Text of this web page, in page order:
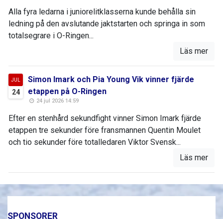
Alla fyra ledarna i juniorelitklasserna kunde behålla sin
ledning på den avslutande jaktstarten och springa in som
totalsegrare i O-Ringen...
Läs mer
JUL
24
Simon Imark och Pia Young Vik vinner fjärde
etappen på O-Ringen
24 jul 2026 14:59
Efter en stenhård sekundfight vinner Simon Imark fjärde
etappen tre sekunder före fransmannen Quentin Moulet
och tio sekunder före totalledaren Viktor Svensk...
Läs mer
SPONSORER